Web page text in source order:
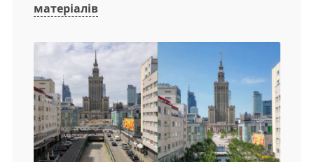
матеріалів